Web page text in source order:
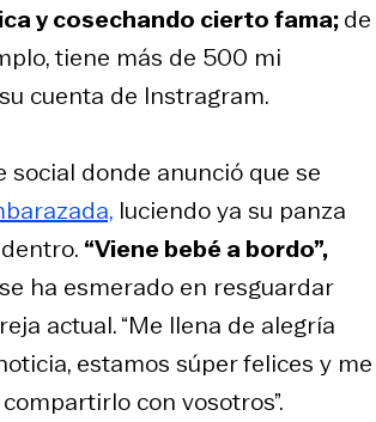
y cosechando cierto fama;de
tiene más de 500 mi
cuenta de Instragram.
social donde anunció que se
luciendo ya su panza
“Viene bebé a bordo”,
ha esmerado en resguardar
actual. “Me llena de alegría
estamos súper felices y me
con vosotros”.